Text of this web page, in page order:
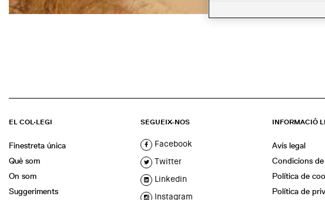
EL COL·LEGI
Finestreta única
Què som
On som
Suggeriments
SEGUEIX-NOS
Facebook
Twitter
Linkedin
Instagram
INFORMACIÓ
Avís legal
Condicions
Política de
Política de